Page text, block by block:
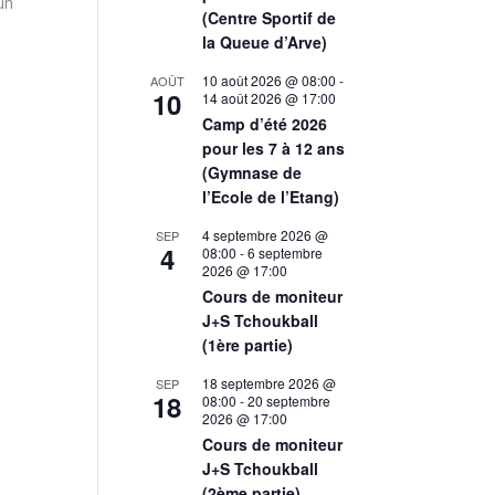
(Centre Sportif de
la Queue d’Arve)
AOÛT
10
10 août 2026 @ 08:00 -
14 août 2026 @ 17:00
Camp d’été 2026
pour les 7 à 12 ans
(Gymnase de
l’Ecole de l’Etang)
SEP
4
4 septembre 2026 @
08:00 -6 septembre
2026 @ 17:00
Cours de moniteur
J+S Tchoukball
(1ère partie)
SEP
18
18 septembre 2026 @
08:00 -20 septembre
2026 @ 17:00
Cours de moniteur
J+S Tchoukball